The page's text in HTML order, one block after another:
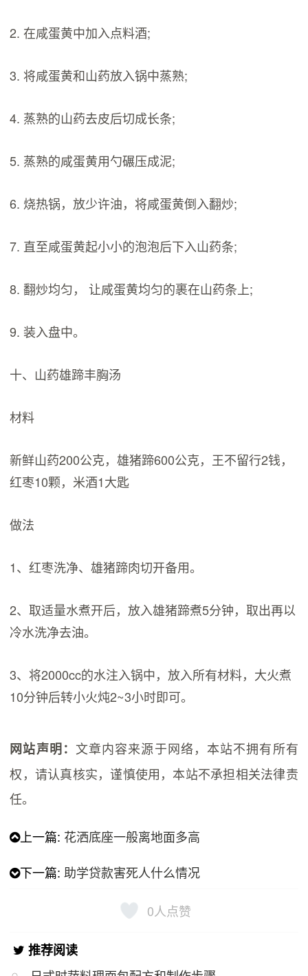
2. 在咸蛋黄中加入点料酒;
3. 将咸蛋黄和山药放入锅中蒸熟;
4. 蒸熟的山药去皮后切成长条;
5. 蒸熟的咸蛋黄用勺碾压成泥;
6. 烧热锅，放少许油，将咸蛋黄倒入翻炒;
7. 直至咸蛋黄起小小的泡泡后下入山药条;
8. 翻炒均匀， 让咸蛋黄均匀的裹在山药条上;
9. 装入盘中。
十、山药雄蹄丰胸汤
材料
新鲜山药200公克，雄猪蹄600公克，王不留行2钱，
红枣10颗，米酒1大匙
做法
1、红枣洗净、雄猪蹄肉切开备用。
2、取适量水煮开后，放入雄猪蹄煮5分钟，取出再以
冷水洗净去油。
3、将2000cc的水注入锅中，放入所有材料，大火煮
10分钟后转小火炖2~3小时即可。
网站声明： 文章内容来源于网络，本站不拥有所有
权，请认真核实，谨慎使用，本站不承担相关法律责
任。
上一篇: 花洒底座一般离地面多高
下一篇:助学贷款害死人什么情况
0人点赞
推荐阅读